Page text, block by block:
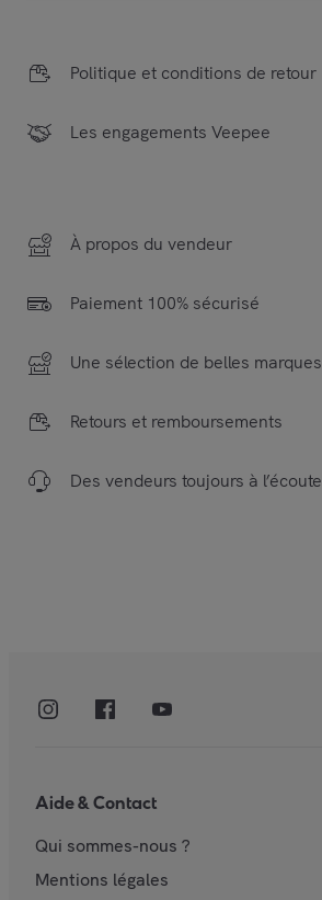
Politique et conditions de retour
Les engagements Veepee
À propos du vendeur
Paiement 100% sécurisé
Une sélection de belles marques
Retours et remboursements
Des vendeurs toujours à l’écoute
Aide & Contact
Qui sommes-nous ?
Mentions légales